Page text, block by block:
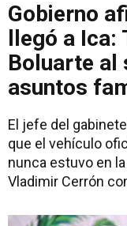
Gobierno
llegó a Ica:
Boluarte al
asuntos
El jefe del
que el vehículo
nunca estuvo en
Vladimir Cerrón